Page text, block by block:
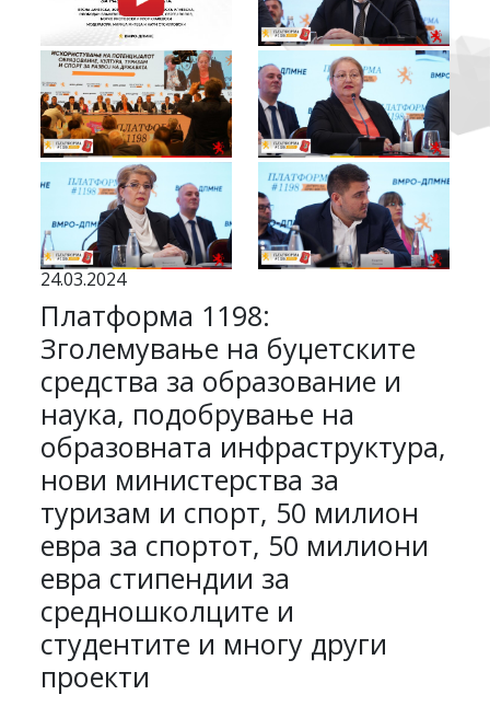
24.03.2024
Платформа 1198:
Зголемување на буџетските
средства за образование и
наука, подобрување на
образовната инфраструктура,
нови министерства за
туризам и спорт, 50 милион
евра за спортот, 50 милиони
евра стипендии за
средношколците и
студентите и многу други
проекти